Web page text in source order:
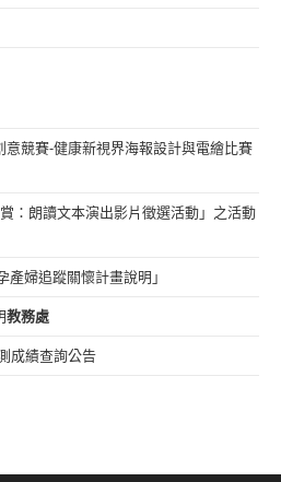
意競賽-健康新視界海報設計與電繪比賽
：朗讀文本演出影片徵選活動」之活動
婦追蹤關懷計畫說明」
教務處
成績查詢公告